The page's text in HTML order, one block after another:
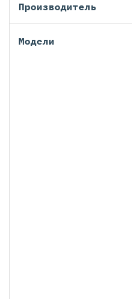
Производитель
Модели